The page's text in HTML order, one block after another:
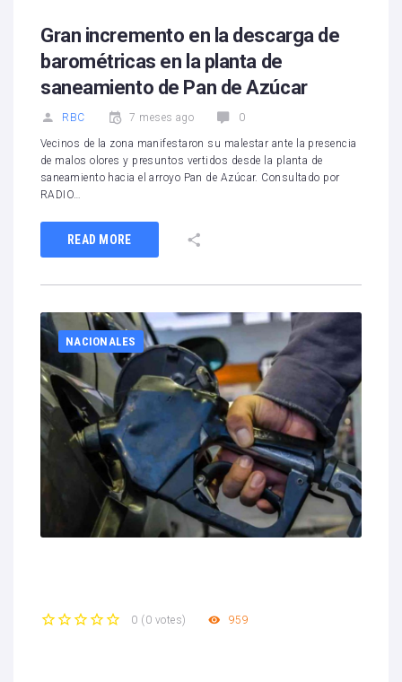
Gran incremento en la descarga de
barométricas en la planta de
saneamiento de Pan de Azúcar
RBC 7 meses ago 0
Vecinos de la zona manifestaron su malestar ante la presencia
de malos olores y presuntos vertidos desde la planta de
saneamiento hacia el arroyo Pan de Azúcar. Consultado por
RADIO…
READ MORE
NACIONALES
0 ( 0 votes) 959